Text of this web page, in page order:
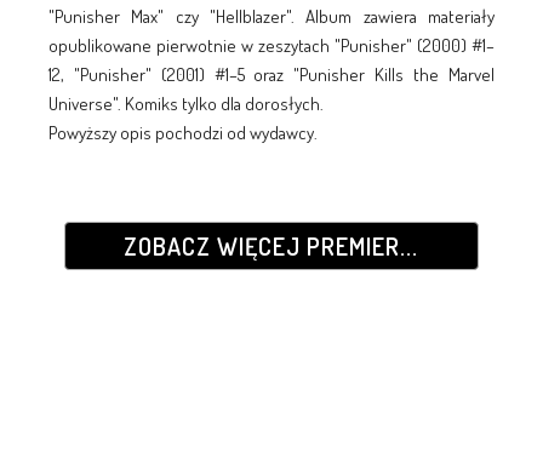
"Punisher Max" czy "Hellblazer". Album zawiera materiały
opublikowane pierwotnie w zeszytach "Punisher" (2000) #1–
12, "Punisher" (2001) #1–5 oraz "Punisher Kills the Marvel
Universe". Komiks tylko dla dorosłych.
Powyższy opis pochodzi od wydawcy.
ZOBACZ WIĘCEJ PREMIER...